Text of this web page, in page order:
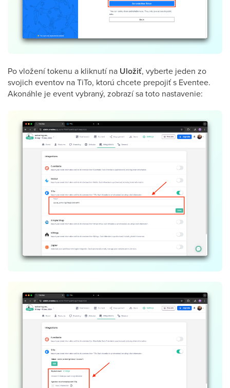
Po vložení tokenu a kliknutí na Uložiť, vyberte jeden zo
svojich eventov na TiTo, ktorú chcete prepojiť s Eventee.
Akonáhle je event vybraný, zobrazí sa toto nastavenie: